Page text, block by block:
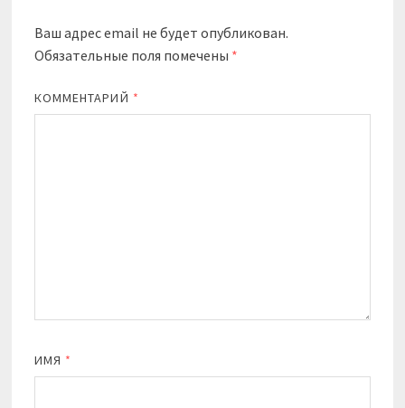
Ваш адрес email не будет опубликован.
Обязательные поля помечены *
КОММЕНТАРИЙ *
ИМЯ *